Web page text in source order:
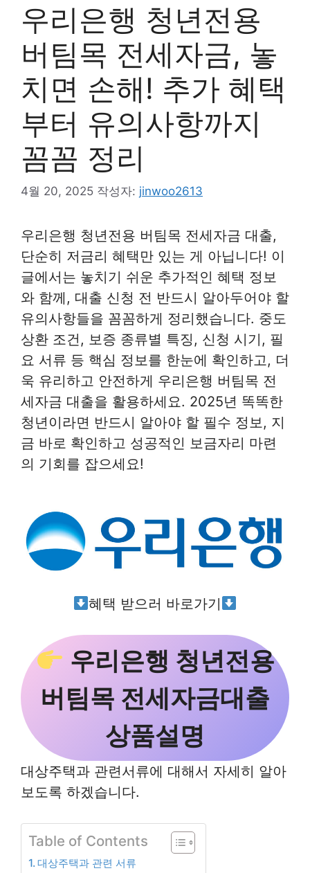
우리은행 청년전용
버팀목 전세자금, 놓
치면 손해! 추가 혜택
부터 유의사항까지
꼼꼼 정리
4월 20, 2025 작성자: jinwoo2613
우리은행 청년전용 버팀목 전세자금 대출,
단순히 저금리 혜택만 있는 게 아닙니다! 이
글에서는 놓치기 쉬운 추가적인 혜택 정보
와 함께, 대출 신청 전 반드시 알아두어야 할
유의사항들을 꼼꼼하게 정리했습니다. 중도
상환 조건, 보증 종류별 특징, 신청 시기, 필
요 서류 등 핵심 정보를 한눈에 확인하고, 더
욱 유리하고 안전하게 우리은행 버팀목 전
세자금 대출을 활용하세요. 2025년 똑똑한
청년이라면 반드시 알아야 할 필수 정보, 지
금 바로 확인하고 성공적인 보금자리 마련
의 기회를 잡으세요!
혜택 받으러 바로가기
우리은행 청년전용
버팀목 전세자금대출
상품설명
대상주택과 관련서류에 대해서 자세히 알아
보도록 하겠습니다.
Table of Contents
대상주택과 관련 서류